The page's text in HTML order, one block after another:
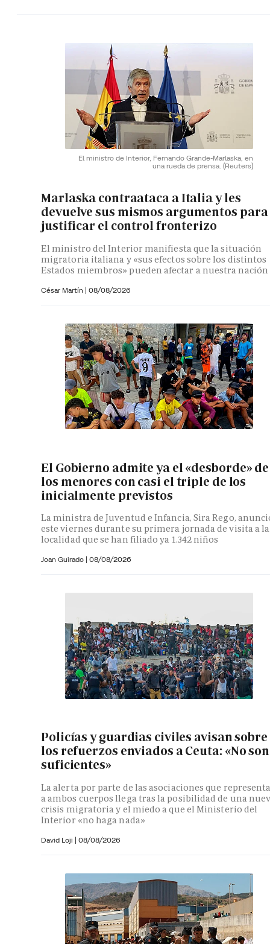
El ministro de Interior, Fernando Grande-Marlaska, en
una rueda de prensa. (Reuters)
Marlaska contraataca a Italia y les
devuelve sus mismos argumentos para
justificar el control fronterizo
El ministro del Interior manifiesta que la situación
migratoria italiana y «sus efectos sobre los distintos
Estados miembros» pueden afectar a nuestra nación
César Martín | 08/08/2026
El Gobierno admite ya el «desborde» de
los menores con casi el triple de los
inicialmente previstos
La ministra de Juventud e Infancia, Sira Rego,
este viernes durante su primera jornada de visita a la
localidad que se han filiado ya 1.342 niños
Joan Guirado | 08/08/2026
Policías y guardias civiles avisan sobre
los refuerzos enviados a Ceuta: «No son
suficientes»
La alerta por parte de las asociaciones que
a ambos cuerpos llega tras la posibilidad de una
crisis migratoria y el miedo a que el Ministerio del
Interior «no haga nada»
David Loji | 08/08/2026